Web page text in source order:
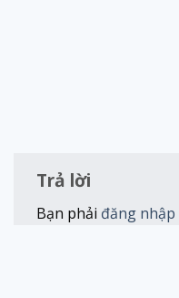
Trả lời
Bạn phải đăng nhập